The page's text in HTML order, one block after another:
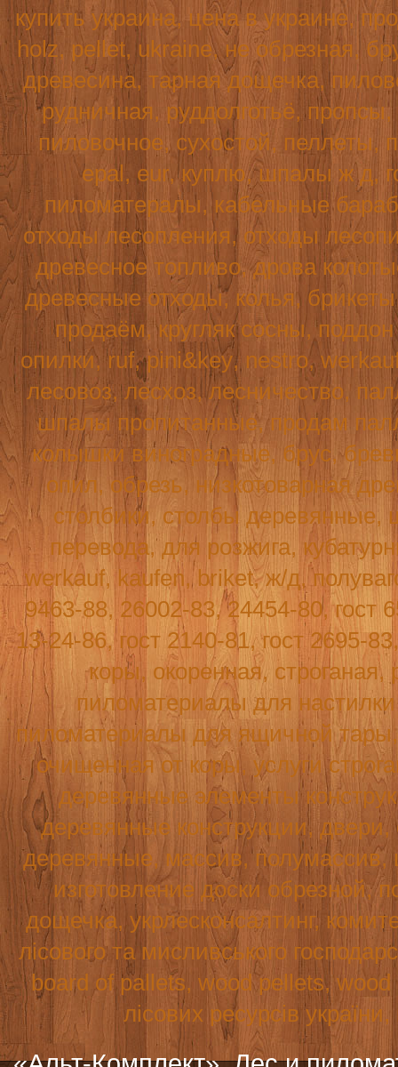
купить украина, цена в украине,
holz, pellet, ukraine, не обрезная,
древесина, тарная дощечка,
рудничная, руддолготьё,
пиловочное, сухостой, пеллеты,
epal, eur, куплю, шпалы ж д,
пиломатералы, кабельные
отходы лесопления, отходы
древесное топливо, дрова
древесные отходы, колья,
продаём, кругляк сосны,
опилки,ruf,pini&key, nestro,
лесовоз, лесхоз, лесничество,
шпалы пропитанные, продам
колышки виноградные, брус,
опил, обрезь, низкотоварная
столбики, столбы
перевода, для розжига,
werkauf, kaufen,briket, ж/д,
9463-88, 26002-83, 24454-80, гост
13-24-86, гост 2140-81, гост 2695-
коры, окоренная, строганая,
пиломатериалы для
пиломатериалы для ящичной
очищенная от коры, услуги
деревянные элементы
деревянные конструкции,
деревянные, массив,
изготовление доски обрезной,
дощечка, укрлесконсалтинг,
лісового та мисливського
board of pallets,wood pellets,wood
лісових ресурсів